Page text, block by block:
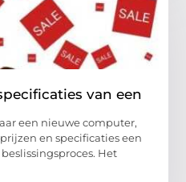
van een
een nieuwe computer,
en specificaties een
Het